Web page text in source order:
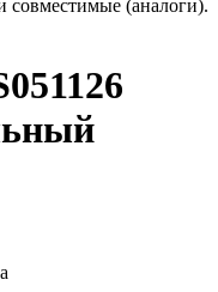
совместимые (аналоги).